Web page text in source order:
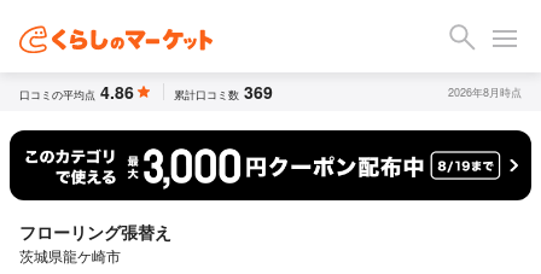
口コミの平均点 4.86 累計口コミ数 369 2026年8月時点
フローリング張替え
茨城県龍ケ崎市